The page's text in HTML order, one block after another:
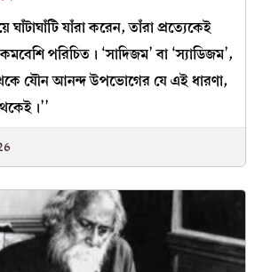
ঘাঁটাঘাঁটি যাঁরা করেন, তাঁরা প্রত্যেকেই
পরিচিত। ‘সাদিজম’ বা ‘স্যাডিজম’,
যৌন আনন্দ উপভোগের যে এই ধারণা,